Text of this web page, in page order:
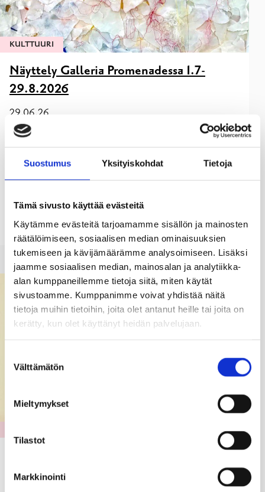
Suostumus Yksityiskohdat Tietoja
Tämä sivusto käyttää evästeitä
Käytämme evästeitä tarjoamamme sisällön ja mainosten
räätälöimiseen, sosiaalisen median ominaisuuksien
tukemiseen ja kävijämäärämme analysoimiseen. Lisäksi
jaamme sosiaalisen median, mainosalan ja analytiikka-
alan kumppaneillemme tietoja siitä, miten käytät
sivustoamme. Kumppanimme voivat yhdistää näitä
tietoja muihin tietoihin, joita olet antanut heille tai joita on
kerätty, kun olet käyttänyt heidän palvelujaan.
valinta
Välttämätön
Mieltymykset
Tilastot
Markkinointi
KULTTUURI
Näyttely Galleria Promenadessa 1.7-
29.8.2026
29.06.26
Love is in the air
Tämän näyttelyn avulla yritän nähdä synkässä
maailmantilanteessa myös myönteisempiä vaihtoehtoja –
Kulttuuri eri muodoissaan sekä rauhankasvatus lisäävät
suvaitsevaisuuttamme,
2.-31.7.2026